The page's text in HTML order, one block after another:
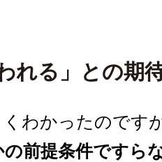
れる」との期
わかったのです
前提条件ですら